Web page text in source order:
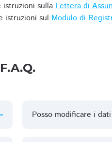
sulla Lettera di
istruzioni sul Modulo di
F.A.Q.
Posso modificare i